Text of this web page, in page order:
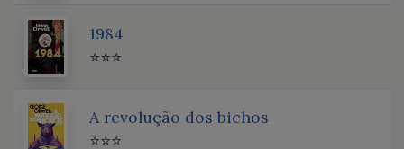
1984
⭐⭐⭐
A revolução dos bichos
⭐⭐⭐